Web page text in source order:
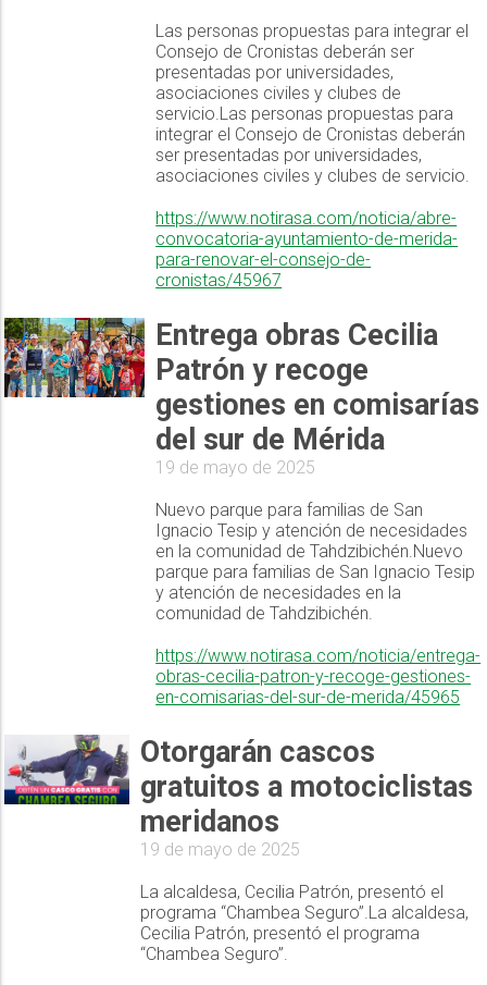
Las personas propuestas para integrar el
Consejo de Cronistas deberán ser
presentadas por universidades,
asociaciones civiles y clubes de
servicio.Las personas propuestas para
integrar el Consejo de Cronistas deberán
ser presentadas por universidades,
asociaciones civiles y clubes de servicio.
https://www.notirasa.com/noticia/abre-
convocatoria-ayuntamiento-de-merida-
para-renovar-el-consejo-de-
cronistas/45967
Entrega obras Cecilia
Patrón y recoge
gestiones en comisarías
del sur de Mérida
19 de mayo de 2025
Nuevo parque para familias de San
Ignacio Tesip y atención de necesidades
en la comunidad de Tahdzibichén.Nuevo
parque para familias de San Ignacio Tesip
y atención de necesidades en la
comunidad de Tahdzibichén.
https://www.notirasa.com/noticia/entrega-
obras-cecilia-patron-y-recoge-gestiones-
en-comisarias-del-sur-de-merida/45965
Otorgarán cascos
gratuitos a motociclistas
meridanos
19 de mayo de 2025
La alcaldesa, Cecilia Patrón, presentó el
programa “Chambea Seguro”.La alcaldesa,
Cecilia Patrón, presentó el programa
“Chambea Seguro”.